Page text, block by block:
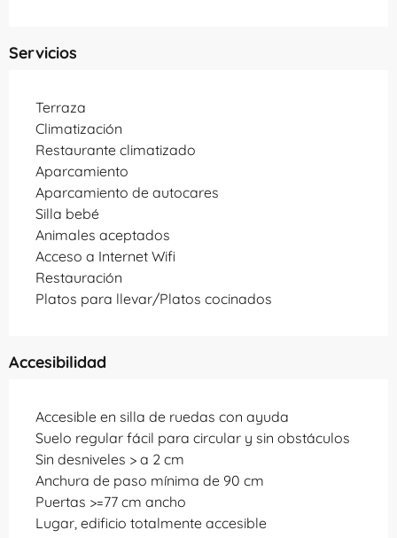
Servicios
Terraza
Climatización
Restaurante climatizado
Aparcamiento
Aparcamiento de autocares
Silla bebé
Animales aceptados
Acceso a Internet Wifi
Restauración
Platos para llevar/Platos cocinados
Accesibilidad
Accesible en silla de ruedas con ayuda
Suelo regular fácil para circular y sin obstáculos
Sin desniveles > a 2 cm
Anchura de paso mínima de 90 cm
Puertas >=77 cm ancho
Lugar, edificio totalmente accesible